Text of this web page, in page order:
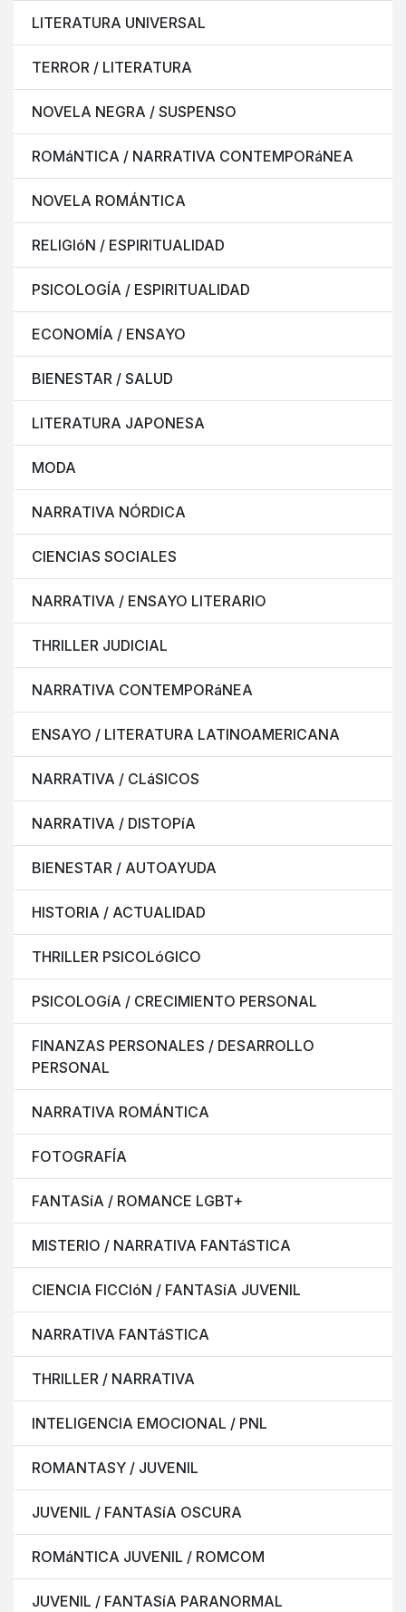
LITERATURA UNIVERSAL
TERROR / LITERATURA
NOVELA NEGRA / SUSPENSO
ROMáNTICA / NARRATIVA CONTEMPORáNEA
NOVELA ROMÁNTICA
RELIGIóN / ESPIRITUALIDAD
PSICOLOGÍA / ESPIRITUALIDAD
ECONOMÍA / ENSAYO
BIENESTAR / SALUD
LITERATURA JAPONESA
MODA
NARRATIVA NÓRDICA
CIENCIAS SOCIALES
NARRATIVA / ENSAYO LITERARIO
THRILLER JUDICIAL
NARRATIVA CONTEMPORáNEA
ENSAYO / LITERATURA LATINOAMERICANA
NARRATIVA / CLáSICOS
NARRATIVA / DISTOPíA
BIENESTAR / AUTOAYUDA
HISTORIA / ACTUALIDAD
THRILLER PSICOLóGICO
PSICOLOGíA / CRECIMIENTO PERSONAL
FINANZAS PERSONALES / DESARROLLO
PERSONAL
NARRATIVA ROMÁNTICA
FOTOGRAFÍA
FANTASíA / ROMANCE LGBT+
MISTERIO / NARRATIVA FANTáSTICA
CIENCIA FICCIóN / FANTASíA JUVENIL
NARRATIVA FANTáSTICA
THRILLER / NARRATIVA
INTELIGENCIA EMOCIONAL / PNL
ROMANTASY / JUVENIL
JUVENIL / FANTASíA OSCURA
ROMáNTICA JUVENIL / ROMCOM
JUVENIL / FANTASíA PARANORMAL